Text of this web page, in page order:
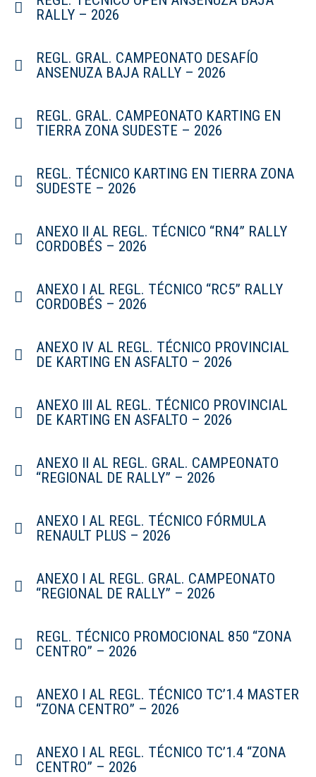
RALLY – 2026
REGL. GRAL. CAMPEONATO DESAFÍO
ANSENUZA BAJA RALLY – 2026
REGL. GRAL. CAMPEONATO KARTING EN
TIERRA ZONA SUDESTE – 2026
REGL. TÉCNICO KARTING EN TIERRA ZONA
SUDESTE – 2026
ANEXO II AL REGL. TÉCNICO “RN4” RALLY
CORDOBÉS – 2026
ANEXO I AL REGL. TÉCNICO “RC5” RALLY
CORDOBÉS – 2026
ANEXO IV AL REGL. TÉCNICO PROVINCIAL
DE KARTING EN ASFALTO – 2026
ANEXO III AL REGL. TÉCNICO PROVINCIAL
DE KARTING EN ASFALTO – 2026
ANEXO II AL REGL. GRAL. CAMPEONATO
“REGIONAL DE RALLY” – 2026
ANEXO I AL REGL. TÉCNICO FÓRMULA
RENAULT PLUS – 2026
ANEXO I AL REGL. GRAL. CAMPEONATO
“REGIONAL DE RALLY” – 2026
REGL. TÉCNICO PROMOCIONAL 850 “ZONA
CENTRO” – 2026
ANEXO I AL REGL. TÉCNICO TC’1.4 MASTER
“ZONA CENTRO” – 2026
ANEXO I AL REGL. TÉCNICO TC’1.4 “ZONA
CENTRO” – 2026